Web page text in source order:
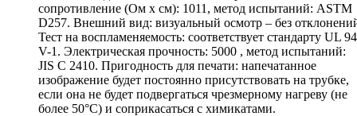
сопротивление (Ом х см): 1011, метод испытаний: ASTM
D257. Внешний вид: визуальный осмотр – без
Тест на воспламеняемость: соответствует стандарту UL 94
V-1. Электрическая прочность: 5000 , метод испытаний:
JIS C 2410. Пригодность для печати: напечатанное
изображение будет постоянно присутствовать на трубке,
если она не будет подвергаться чрезмерному нагреву (не
более 50°С) и соприкасаться с химикатами.